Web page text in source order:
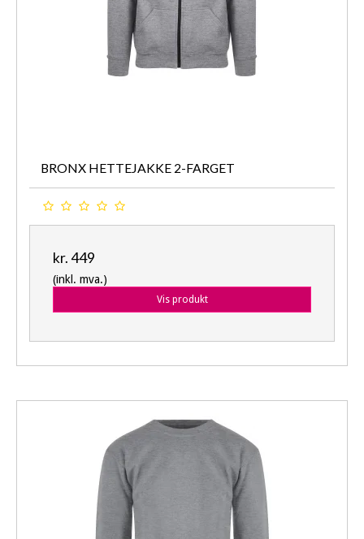
BRONX HETTEJAKKE 2-FARGET
kr. 449
(inkl. mva.)
Vis produkt